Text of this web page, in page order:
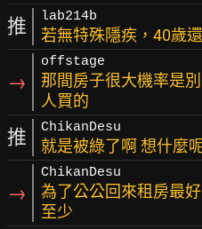
推 lab214b
若無特殊隱疾，40歲
→
offstage
那間房子很大機率是
人買的
推 ChikanDesu
就是被綠了啊 想什麼
→
ChikanDesu
為了公公回來租房最
至少